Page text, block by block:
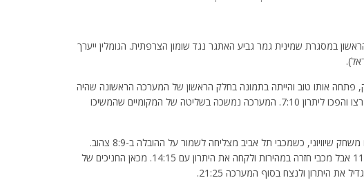
אביב הפסידה 3:1 במשחק הראשון במסגרת שמינית גמר גביע האתגר נגד שומון הצרפתית. הגומלין ייערך
אותו טוב והייתה בתמונה בחלק הראשון של המערכה הראשונה שהיה
צמוד. מכבי הובילה 6:7 אך מכאן הצרפתיים רצו והפכו ליתרון 7:10. המערכה נמשכה בשליטה של המקומיים שהמשיכו
גם המערכה השנייה נפתחה באופן דומה עם משחק שיוויוני, כשמכבי תל אביב מצליחה לשמור על ההובלה ב-8:9 צהוב.
הצרפתים הצליחו להפוך את התוצאה ל-11:13 אבל מכבי חזרה במהירות ולקחה את היתרון עם 14:15. מכאן החניכים של
את היתרון ולנצח בסוף המערכה 21:25.